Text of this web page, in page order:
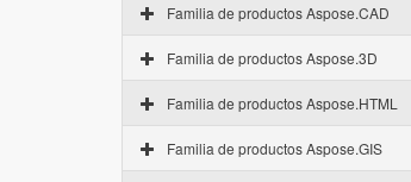
Familia de productos Aspose.CAD
Familia de productos Aspose.3D
Familia de productos Aspose.HTML
Familia de productos Aspose.GIS